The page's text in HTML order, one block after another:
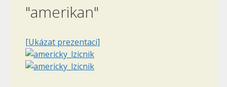
"amerikan"
[Ukázat prezentaci]